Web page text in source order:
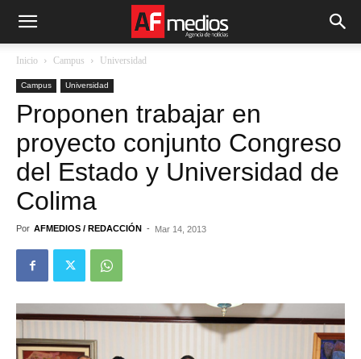
Inicio Campus Universidad
Campus Universidad
Proponen trabajar en
proyecto conjunto Congreso
del Estado y Universidad de
Colima
Por AFMEDIOS / REDACCIÓN - Mar 14, 2013